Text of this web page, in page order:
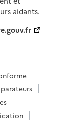
aidants.